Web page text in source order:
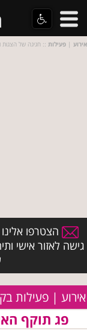
אירוע | פעילות :: חגיגה של הצגות
הצטרפו
גישה לאזור אישי
אירוע | פעילות
פג תוקף